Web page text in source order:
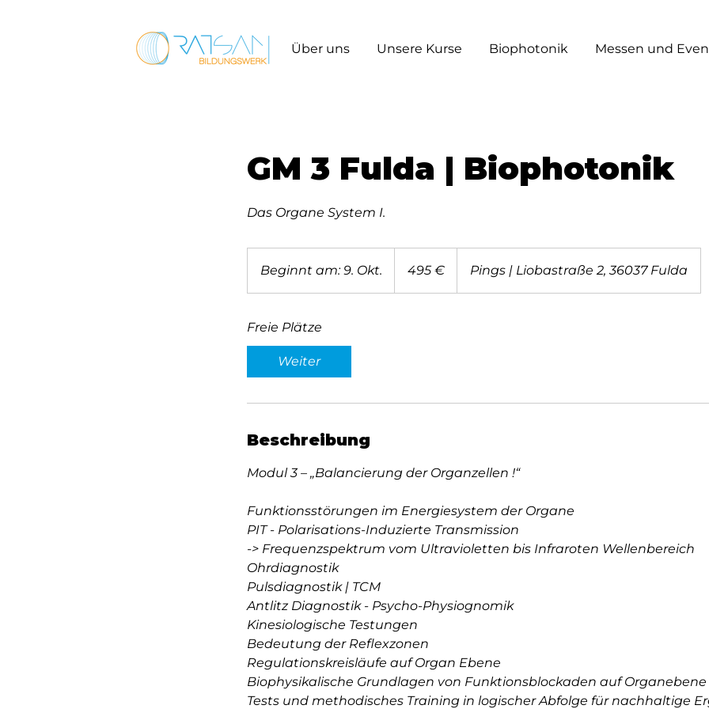
Über uns Unsere Kurse Biophotonik Messen und
GM 3 Fulda | Biophotonik
Das Organe System I.
Beginnt am: 9. Okt.
e
a
.
k
t
.
495 € Pings | Liobastraße 2, 36037 Fulda
Freie Plätze
Weiter
Beschreibung
Modul 3 – „Balancierung der Organzellen !“
Funktionsstörungen im Energiesystem der Organe
PIT - Polarisations-Induzierte Transmission
-> Frequenzspektrum vom Ultravioletten bis Infraroten Wellenbereich
Ohrdiagnostik
Pulsdiagnostik | TCM
Antlitz Diagnostik - Psycho-Physiognomik
Kinesiologische Testungen
Bedeutung der Reflexzonen
Regulationskreisläufe auf Organ Ebene
Biophysikalische Grundlagen von Funktionsblockaden auf Organebene
Tests und methodisches Training in logischer Abfolge für nachhaltige